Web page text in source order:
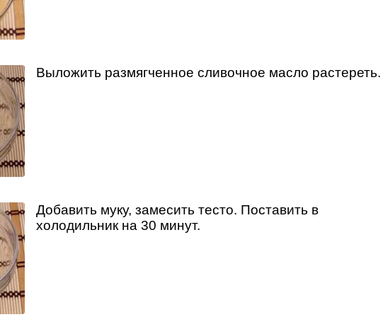
Выложить размягченное сливочное масло растереть.
Добавить муку, замесить тесто. Поставить в
холодильник на 30 минут.